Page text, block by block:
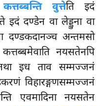
वुत्तेति इदं
इदं दण्डेन वा लेड्डुना वा
दण्डकदानञ्च अन्तमसो
नयसतेनपि
इध ताव सम्मज्जनं
विहारङ्गणसम्मज्जनं
एवमादिना नयसतेन